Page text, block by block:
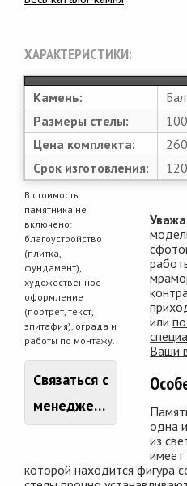
ХАРАКТЕРИСТИКИ:
Камень:
Размеры стелы:
Цена комплекта:
Срок изготовления:
В стоимость
памятника не
включено:
благоустройство
(плитка,
фундамент),
художественное
оформление
(портрет, текст,
эпитафия), ограда и
работы по монтажу.
Связаться с
менеджером
или
Ваши
одна
из
имеет
которой находится фигура